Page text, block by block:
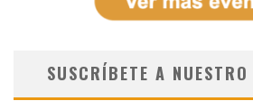
SUSCRÍBETE A NUESTRO